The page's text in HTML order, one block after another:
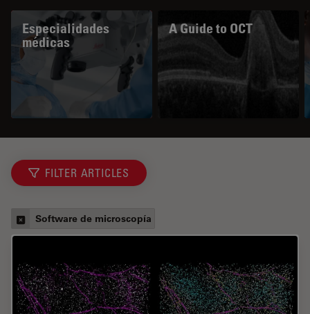
Especialidades
médicas
A Guide to OCT
FILTER ARTICLES
Software de microscopía